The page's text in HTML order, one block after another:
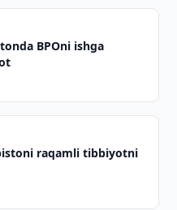
BPOni ishga
raqamli tibbiyotni